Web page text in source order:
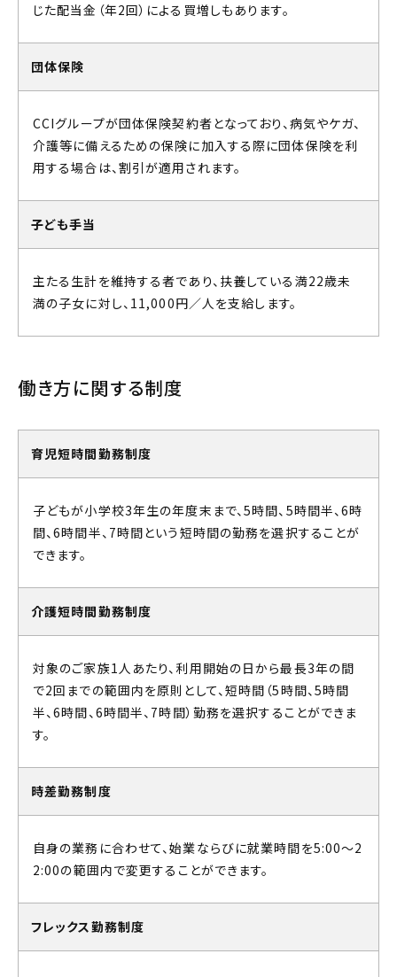
じた配当金（年2回）による買増しもあります。
団体保険
CCIグループが団体保険契約者となっており、病気やケガ、
介護等に備えるための保険に加入する際に団体保険を利
用する場合は、割引が適用されます。
子ども手当
主たる生計を維持する者であり、扶養している満22歳未
満の子女に対し、11,000円／人を支給します。
働き方に関する制度
育児短時間勤務制度
子どもが小学校3年生の年度末まで、5時間、5時間半、6時
間、6時間半、7時間という短時間の勤務を選択することが
できます。
介護短時間勤務制度
対象のご家族1人あたり、利用開始の日から最長3年の間
で2回までの範囲内を原則として、短時間（5時間、5時間
半、6時間、6時間半、7時間）勤務を選択することができま
す。
時差勤務制度
自身の業務に合わせて、始業ならびに就業時間を5:00～2
2:00の範囲内で変更することができます。
フレックス勤務制度